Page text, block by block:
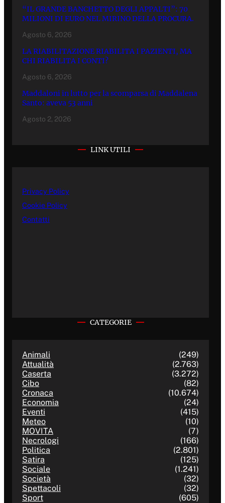
“IL GRANDE BANCHETTO DEGLI APPALTI”: 70
MILIONI DI EURO NEL MIRINO DELLA PROCURA.
Agosto 6, 2026
LA RIABILITAZIONE RIABILITA I PAZIENTI, MA
CHI RIABILITA I CONTI?
Agosto 6, 2026
Maddaloni in lutto per la scomparsa di Maddalena
Santo: aveva 53 anni
Agosto 2, 2026
LINK UTILI
Privacy Policy
Cookie Policy
Contatti
CATEGORIE
Animali
(249)
Attualità
(2.763)
Caserta
(3.272)
Cibo
(82)
Cronaca
(10.674)
Economia
(24)
Eventi
(415)
Meteo
(10)
MOVITA
(7)
Necrologi
(166)
Politica
(2.801)
Satira
(125)
Sociale
(1.241)
Società
(32)
Spettacoli
(32)
Sport
(605)